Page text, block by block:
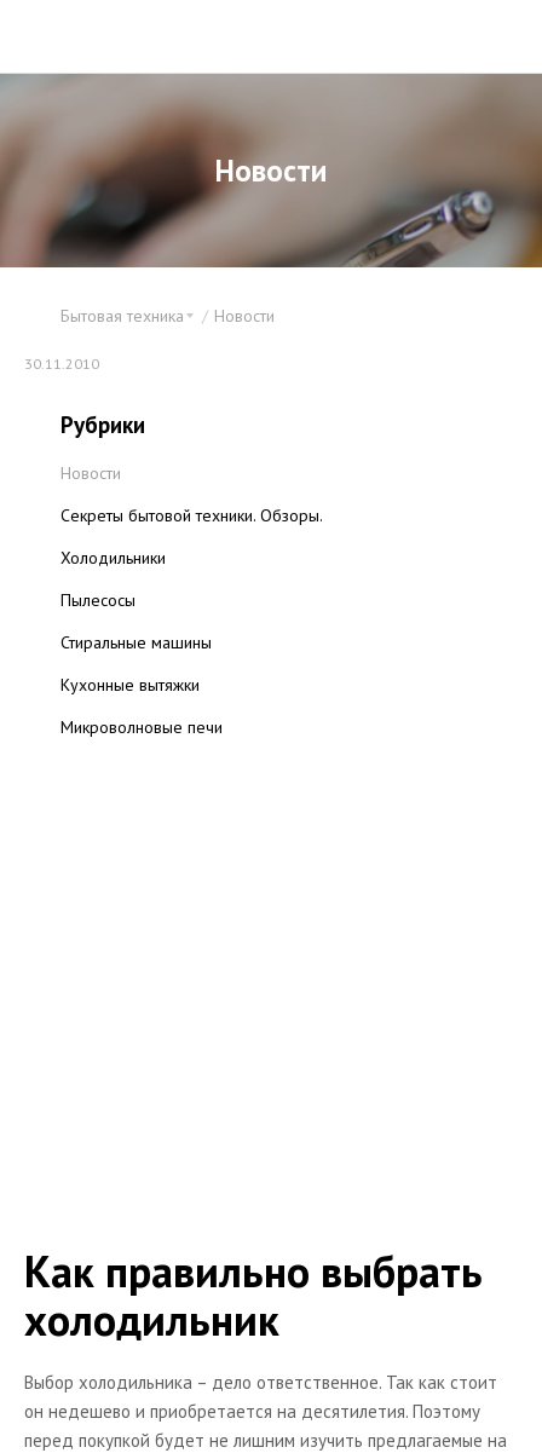
Новости
Бытовая техника Новости
Рубрики
Новости
Секреты бытовой техники. Обзоры.
Холодильники
Пылесосы
Стиральные машины
Кухонные вытяжки
Микроволновые печи
Утюги и гладильные доски
Статьи о мультиварках
30.11.2010
Как правильно выбрать
холодильник
Выбор холодильника – дело ответственное. Так как стоит
он недешево и приобретается на десятилетия. Поэтому
перед покупкой будет не лишним изучить предлагаемые на